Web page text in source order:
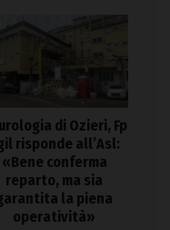
di Ozieri, Fp
risponde all’Asl:
«Bene conferma
reparto, ma sia
la piena
operatività»